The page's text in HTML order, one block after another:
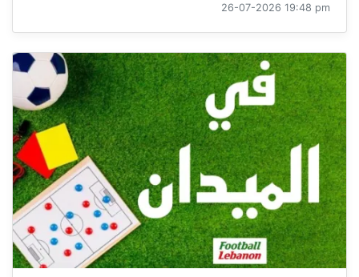
26-07-2026 19:48 pm